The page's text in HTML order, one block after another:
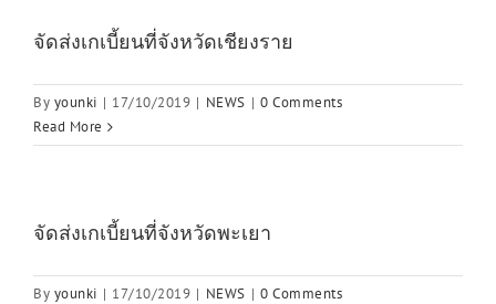
จัดส่งเกเบี้ยนที่จังหวัดเชียงราย
By younki | 17/10/2019 | NEWS | 0 Comments
Read More
จัดส่งเกเบี้ยนที่จังหวัดพะเยา
By younki | 17/10/2019 | NEWS | 0 Comments